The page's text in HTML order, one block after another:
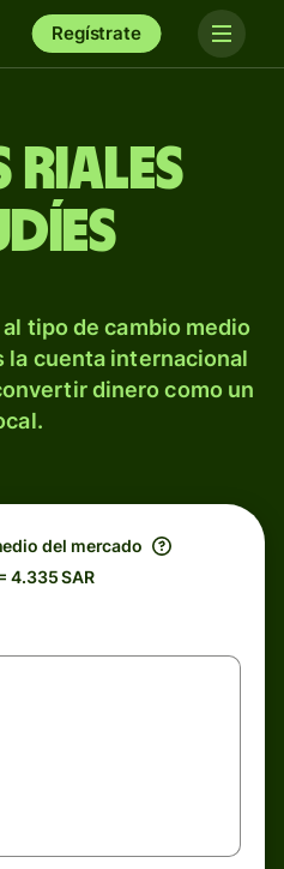
Regístrate
riales
al tipo de cambio medio
la cuenta internacional
dinero como un
del mercado
4.335 SAR